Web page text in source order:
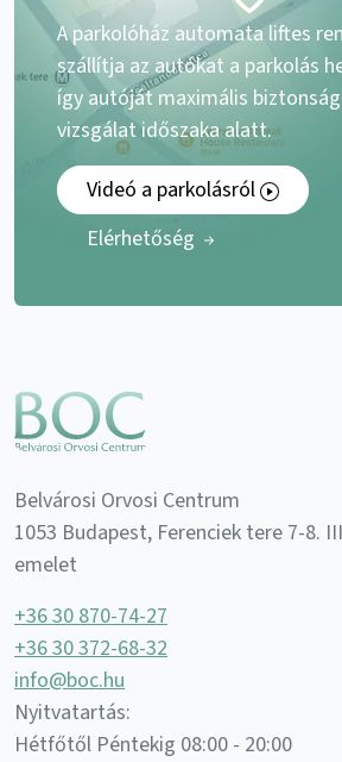
A parkolóház automata liftes
szállítja az autókat a parkolás
így autóját maximális
vizsgálat időszaka alatt.
Videó a parkolásról
Elérhetőség
Belvárosi Orvosi Centrum
1053 Budapest, Ferenciek tere 7-8.
emelet
+36 30 870-74-27
+36 30 372-68-32
info@boc.hu
Nyitvatartás:
Hétfőtől Péntekig 08:00 - 20:00